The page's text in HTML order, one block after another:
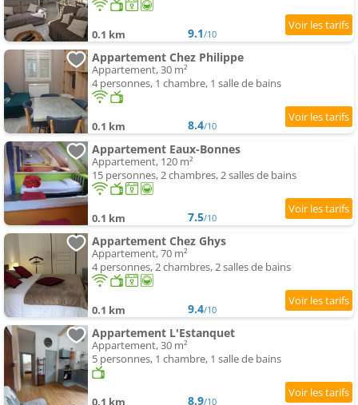
0.1 km 9.1/10
Appartement Chez Philippe
Appartement, 30 m²
4 personnes, 1 chambre, 1 salle de bains
0.1 km 8.4/10
Appartement Eaux-Bonnes
Appartement, 120 m²
15 personnes, 2 chambres, 2 salles de bains
0.1 km 7.5/10
Appartement Chez Ghys
Appartement, 70 m²
4 personnes, 2 chambres, 2 salles de bains
0.1 km 9.4/10
Appartement L'Estanquet
Appartement, 30 m²
5 personnes, 1 chambre, 1 salle de bains
0.1 km 8.9/10